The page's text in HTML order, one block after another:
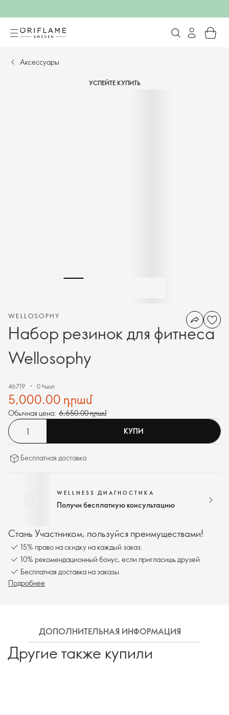
Аксессуары
УСПЕЙТЕ КУПИТЬ
WELLOSOPHY
Набор резинок для фитнеса
Wellosophy
46719 0 հատ
5,000.00 դրամ
Обычная цена: 6,650.00 դրամ
КУПИ
Бесплатная доставка
WELLNESS ДИАГНОСТИКА
Получи бесплатную консультацию
Стань Участником, пользуйся преимуществами!
15% право на скидку на каждый заказ.
10% рекомендационный бонус, если пригласишь друзей.
Бесплатная доставка на заказы.
Подробнее
ДОПОЛНИТЕЛЬНАЯ ИНФОРМАЦИЯ
Другие также купили